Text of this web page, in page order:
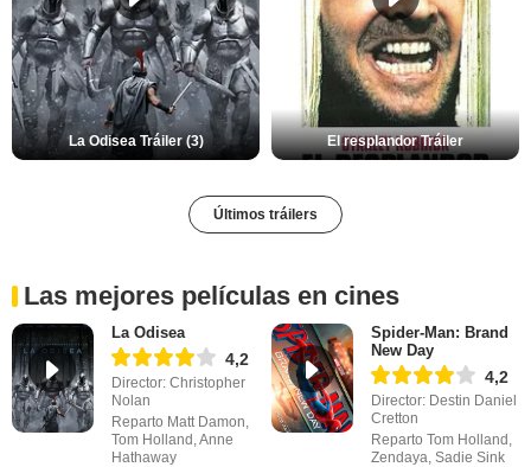
La Odisea Tráiler (3) El resplandor Tráiler
Últimos tráilers
Las mejores películas en cines
La Odisea
4,2
Director: Christopher
Nolan
Reparto Matt Damon,
Tom Holland, Anne
Hathaway
Spider-Man: Brand
New Day
4,2
Director: Destin Daniel
Cretton
Reparto Tom Holland,
Zendaya, Sadie Sink